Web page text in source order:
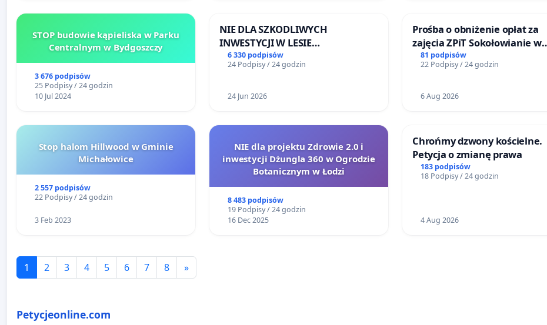
STOP budowie kąpieliska w Parku
Centralnym w Bydgoszczy
3 676 podpisów
25 Podpisy / 24 godzin
10 Jul 2024
NIE DLA SZKODLIWYCH
INWESTYCJI W LESIE
ŁAGIEWNICKIM I ARTURÓWKU
6 330 podpisów
24 Podpisy / 24 godzin
24 Jun 2026
Prośba o obniżenie opłat za
zajęcia ZPiT Sokołowianie w
Sokołowskim Ośrodku Kultury
81 podpisów
22 Podpisy / 24 godzin
6 Aug 2026
Stop halom Hillwood w Gminie
Michałowice
2 557 podpisów
22 Podpisy / 24 godzin
3 Feb 2023
NIE dla projektu Zdrowie 2.0 i
inwestycji Dżungla 360 w Ogrodzie
Botanicznym w Łodzi
8 483 podpisów
19 Podpisy / 24 godzin
16 Dec 2025
Chrońmy dzwony kościelne.
Petycja o zmianę prawa
183 podpisów
18 Podpisy / 24 godzin
4 Aug 2026
1 2 3 4 5 6 7 8 »
Petycjeonline.com